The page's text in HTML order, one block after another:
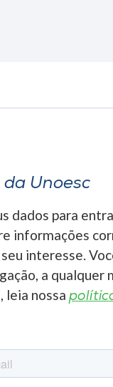
Unoesc
dados para
informações
interesse.
a qualquer
leia nossa